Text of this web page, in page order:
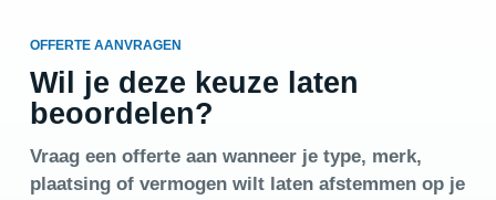
OFFERTE AANVRAGEN
Wil je deze keuze laten
beoordelen?
Vraag een offerte aan wanneer je type, merk,
plaatsing of vermogen wilt laten afstemmen op je